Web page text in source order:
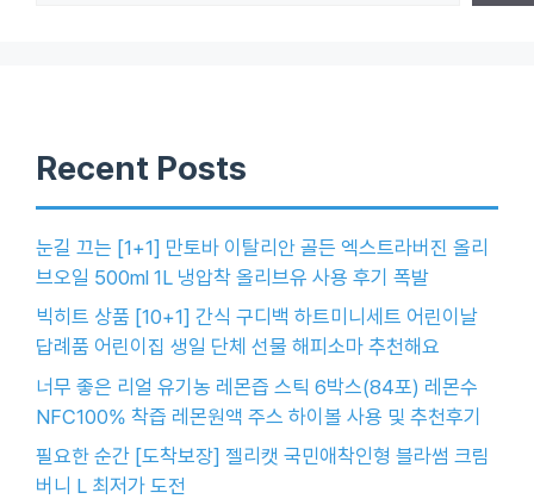
Recent Posts
눈길 끄는 [1+1] 만토바 이탈리안 골든 엑스트라버진 올리
브오일 500ml 1L 냉압착 올리브유 사용 후기 폭발
빅히트 상품 [10+1] 간식 구디백 하트미니세트 어린이날
답례품 어린이집 생일 단체 선물 해피소마 추천해요
너무 좋은 리얼 유기농 레몬즙 스틱 6박스(84포) 레몬수
NFC100% 착즙 레몬원액 주스 하이볼 사용 및 추천후기
필요한 순간 [도착보장] 젤리캣 국민애착인형 블라썸 크림
버니 L 최저가 도전